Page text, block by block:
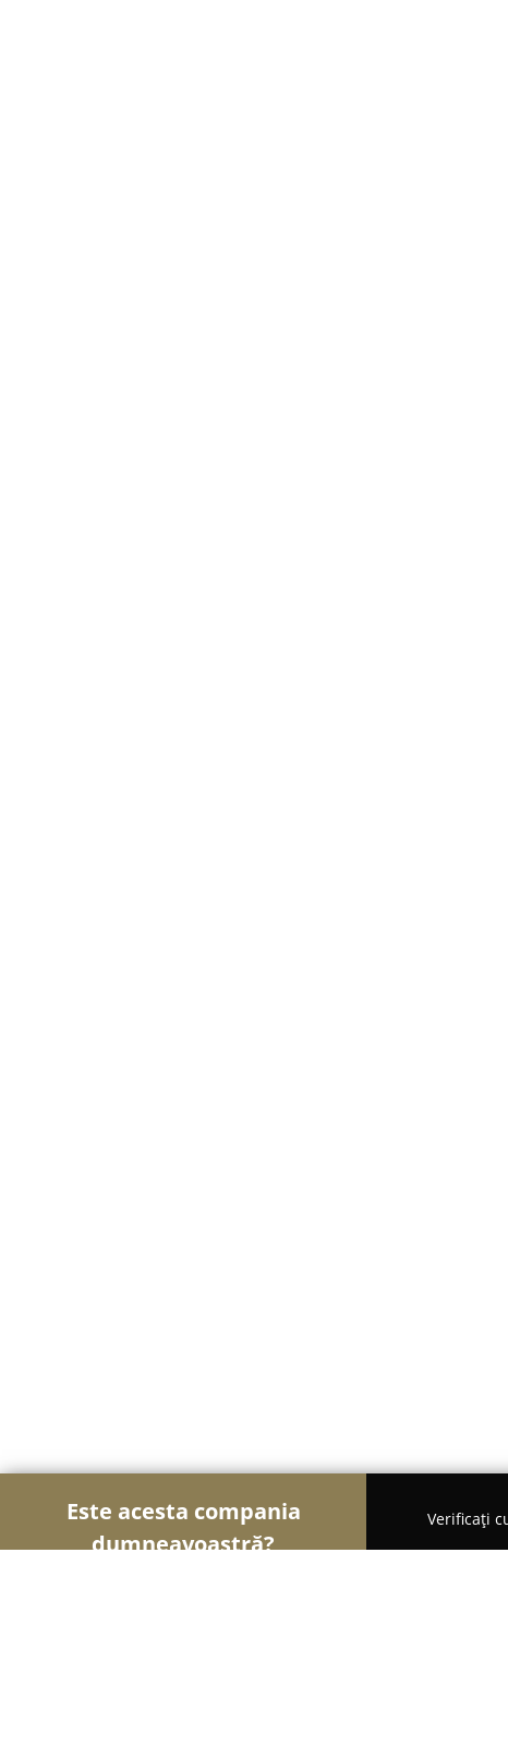
Este acesta compania
dumneavoastră?
Verificați